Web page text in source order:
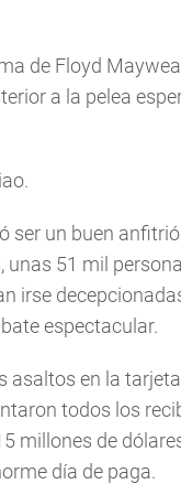
de Floyd
a la pelea
ser un buen
unas 51 mil
irse
espectacular.
en la
todos los
millones de
día de paga.